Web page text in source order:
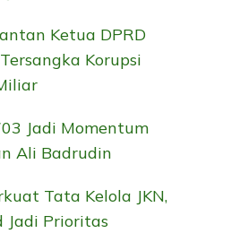
Ketua DPRD
Korupsi
Jadi Momentum
Ali Badrudin
Tata Kelola JKN,
Jadi Prioritas